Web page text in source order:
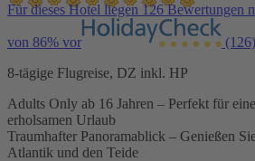
Für dieses Hotel liegen 126 Bewertungen
von 86% vor (126)
8-tägige Flugreise, DZ inkl. HP
Adults Only ab 16 Jahren – Perfekt für
erholsamen Urlaub
Traumhafter Panoramablick – Genießen
Atlantik und den Teide